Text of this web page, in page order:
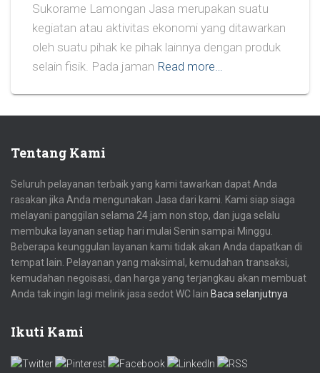
Sukorame Lamongan Jasa merupakan suatu
kegiatan atau aktivitas ekonomi yang ditawarkan
oleh suatu pihak ke pihak lainnya dengan produk
selain fisik. Pada jaman Read more…
Tentang Kami
Seluruh pelayanan terbaik yang kami tawarkan dapat Anda
rasakan jika Anda mengunakan Jasa dari kami. Kami siap siaga
melayani panggilan selama 24 jam non stop, dan juga selalu
membuka layanan setiap hari mulai Senin sampai Minggu.
Beberapa keunggulan layanan kami tidak akan Anda dapatkan di
tempat lain. Pelayanan yang maksimal, kemudahan transaksi,
kemudahan negoisasi, dan harga yang terjangkau akan membuat
Anda tak ingin lagi melirik jasa sedot WC lain Baca selanjutnya
Ikuti Kami